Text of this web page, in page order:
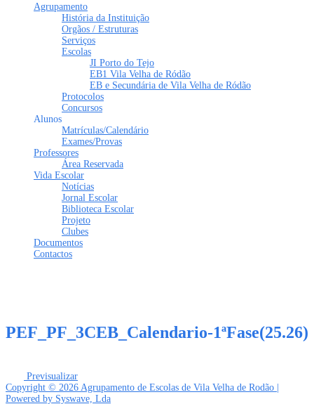
Agrupamento
História da Instituição
Orgãos / Estruturas
Serviços
Escolas
JI Porto do Tejo
EB1 Vila Velha de Ródão
EB e Secundária de Vila Velha de Ródão
Protocolos
Concursos
Alunos
Matrículas/Calendário
Exames/Provas
Professores
Área Reservada
Vida Escolar
Notícias
Jornal Escolar
Biblioteca Escolar
Projeto
Clubes
Documentos
Contactos
PEF_PF_3CEB_Calendario-1ªFase(25.26)
Previsualizar
Copyright © 2026 Agrupamento de Escolas de Vila Velha de Rodão |
Powered by Syswave, Lda